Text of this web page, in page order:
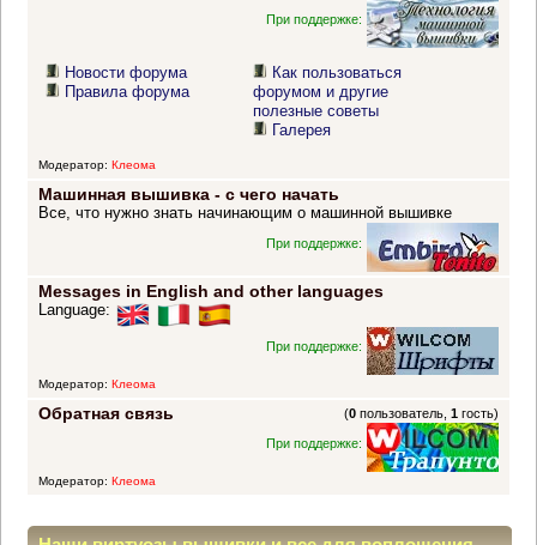
При поддержке:
Новости форума
Правила форума
Как пользоваться
форумом и другие
полезные советы
Галерея
Модератор: Клеома
Машинная вышивка - с чего начать
Все, что нужно знать начинающим о машинной вышивке
При поддержке:
Messages in English and other languages
Language:
При поддержке:
Модератор: Клеома
Обратная связь (0 пользователь,1 гость)
При поддержке:
Модератор: Клеома